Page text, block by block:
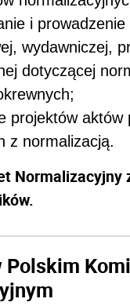
i prowadzenie
wydawniczej,
dotyczącej
projektów aktów
z normalizacją.
Normalizacyjny
Polskim